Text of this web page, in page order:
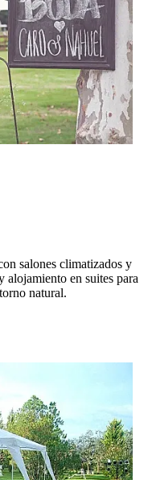
salones climatizados y
alojamiento en suites para
natural.